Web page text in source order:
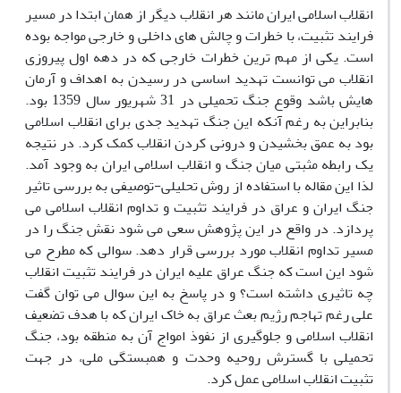
انقلاب اسلامی ایران مانند هر انقلاب دیگر از همان ابتدا در مسیر
فرایند تثبیت، با خطرات و چالش های داخلی و خارجی مواجه بوده
است. یکی از مهم ترین خطرات خارجی که در دهه اول پیروزی
انقلاب می توانست تهدید اساسی در رسیدن به اهداف و آرمان
هایش باشد وقوع جنگ تحمیلی در 31 شهریور سال 1359 بود.
بنابراین به رغم آنکه این جنگ تهدید جدی برای انقلاب اسلامی
بود به عمق بخشیدن و درونی کردن انقلاب کمک کرد. در نتیجه
یک رابطه مثبتی میان جنگ و انقلاب اسلامی ایران به وجود آمد.
لذا این مقاله با استفاده از روش تحلیلی-توصیفی به بررسی تاثیر
جنگ ایران و عراق در فرایند تثبیت و تداوم انقلاب اسلامی می
پردازد. در واقع در این پژوهش سعی می شود نقش جنگ را در
مسیر تداوم انقلاب مورد بررسی قرار دهد. سوالی که مطرح می
شود این است که جنگ عراق علیه ایران در فرایند تثبیت انقلاب
چه تاثیری داشته است؟ و در پاسخ به این سوال می توان گفت
علی رغم تهاجم رژیم بعث عراق به خاک ایران که با هدف تضعیف
انقلاب اسلامی و جلوگیری از نفوذ امواج آن به منطقه بود، جنگ
تحمیلی با گسترش روحیه وحدت و همبستگی ملی، در جهت
تثبیت انقلاب اسلامی عمل کرد.